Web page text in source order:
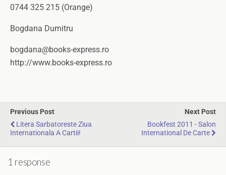
0744 325 215 (Orange)
Bogdana Dumitru
bogdana@books-express.ro
http://www.books-express.ro
Previous Post
Litera Sarbatoreste Ziua
Internationala A Cartii!
Next Post
Bookfest 2011 - Salon
International De Carte
1 response